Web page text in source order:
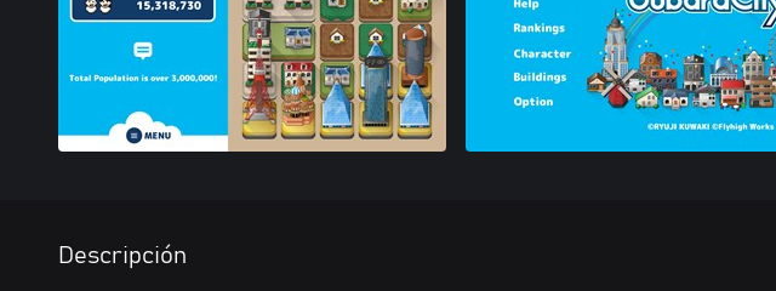
Descripción